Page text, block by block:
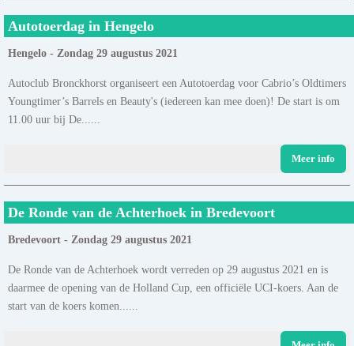
Autotoerdag in Hengelo
Hengelo - Zondag 29 augustus 2021
Autoclub Bronckhorst organiseert een Autotoerdag voor Cabrio’s Oldtimers
Youngtimer’s Barrels en Beauty's (iedereen kan mee doen)! De start is om
11.00 uur bij De......
Meer info
De Ronde van de Achterhoek in Bredevoort
Bredevoort - Zondag 29 augustus 2021
De Ronde van de Achterhoek wordt verreden op 29 augustus 2021 en is
daarmee de opening van de Holland Cup, een officiële UCI-koers. Aan de
start van de koers komen......